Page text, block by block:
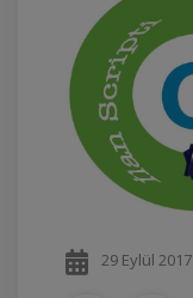
29 Eylül 2017